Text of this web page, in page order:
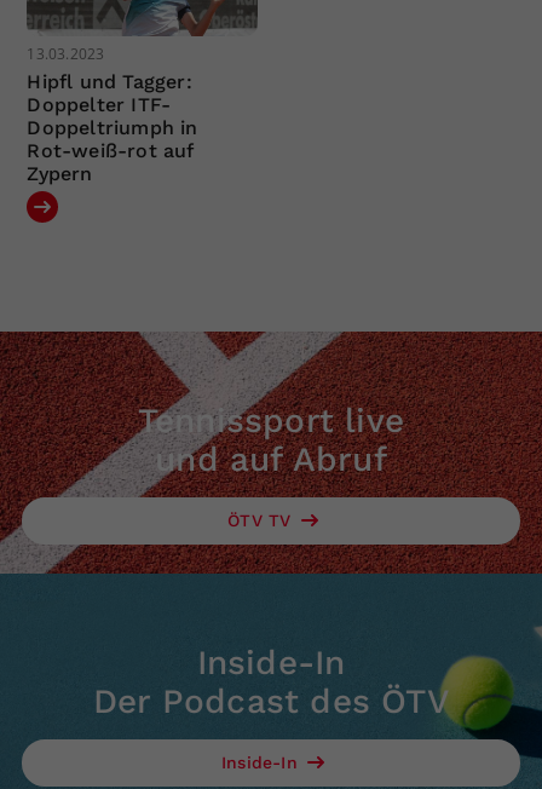
13.03.2023
Hipfl und Tagger:
Doppelter ITF-
Doppeltriumph in
Rot-weiß-rot auf
Zypern
Tennissport live
und auf Abruf
ÖTV TV
Inside-In
Der Podcast des ÖTV
Inside-In